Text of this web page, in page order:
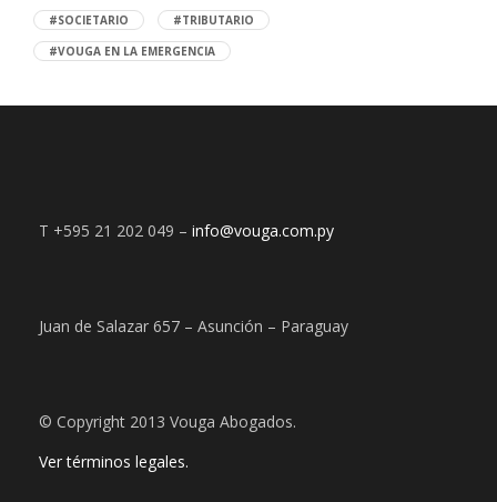
#SOCIETARIO
#TRIBUTARIO
#VOUGA EN LA EMERGENCIA
T +595 21 202 049 – info@vouga.com.py
Juan de Salazar 657 – Asunción – Paraguay
© Copyright 2013 Vouga Abogados.
Ver términos legales.